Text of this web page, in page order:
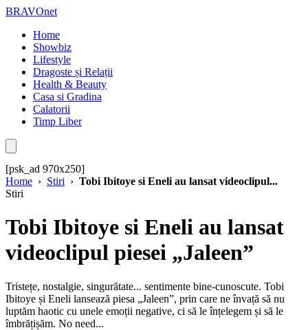
BRAVOnet
Home
Showbiz
Lifestyle
Dragoste și Relații
Health & Beauty
Casa si Gradina
Calatorii
Timp Liber
[psk_ad 970x250]
Home › Stiri › Tobi Ibitoye si Eneli au lansat videoclipul...
Stiri
Tobi Ibitoye si Eneli au lansat
videoclipul piesei „Jaleen”
Tristețe, nostalgie, singurătate... sentimente bine-cunoscute. Tobi
Ibitoye și Eneli lansează piesa „Jaleen”, prin care ne învață să nu
luptăm haotic cu unele emoții negative, ci să le înțelegem și să le
îmbrățișăm. No need...